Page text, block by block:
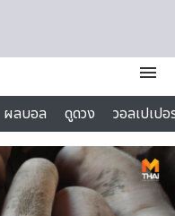
menu
ผลบอล ดูดวง
วอลเปเป